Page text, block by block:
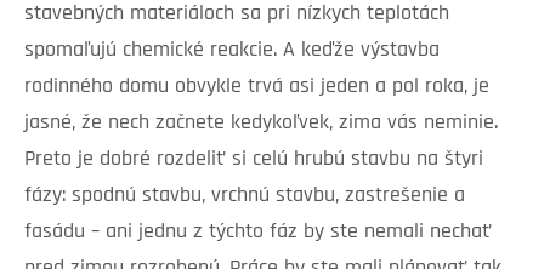
stavebných materiáloch sa pri nízkych teplotách
spomaľujú chemické reakcie. A keďže výstavba
rodinného domu obvykle trvá asi jeden a pol roka, je
jasné, že nech začnete kedykoľvek, zima vás neminie.
Preto je dobré rozdeliť si celú hrubú stavbu na štyri
fázy: spodnú stavbu, vrchnú stavbu, zastrešenie a
fasádu – ani jednu z týchto fáz by ste nemali nechať